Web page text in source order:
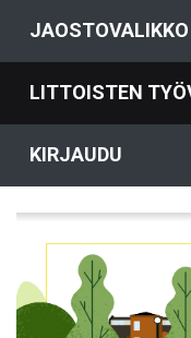
JAOSTOVALIKKO
LITTOISTEN
KIRJAUDU